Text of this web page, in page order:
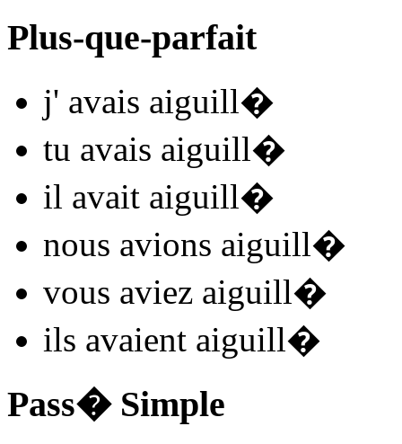
Plus-que-parfait
j' avais aiguill�
tu avais aiguill�
il avait aiguill�
nous avions aiguill�
vous aviez aiguill�
ils avaient aiguill�
Pass� Simple